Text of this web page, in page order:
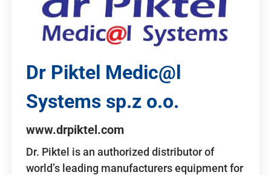
Dr Piktel Medic@l
Systems sp.z o.o.
www.drpiktel.com
Dr. Piktel is an authorized distributor of
world’s leading manufacturers equipment for